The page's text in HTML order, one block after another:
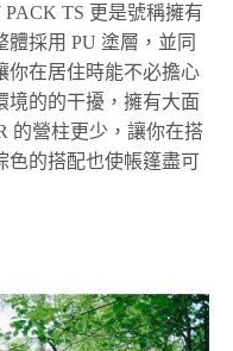
PACK TS 更是號稱擁有
採用 PU 塗層，並同
你在居住時能不必擔心
境的的干擾，擁有大面
的營柱更少，讓你在搭
色的搭配也使帳篷盡可